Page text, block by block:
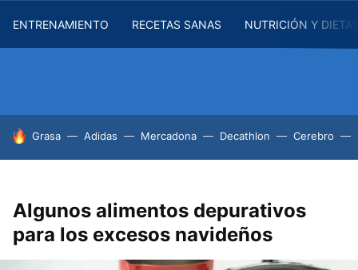
ENTRENAMIENTO RECETAS SANAS NUTRICIÓN Y
HOY SE HABLA DE
Grasa Adidas Mercadona Decathlon Cerebro
Algunos alimentos depurativos
para los excesos navideños